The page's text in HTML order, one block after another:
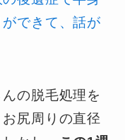
できて、話が
の脱毛処理を
尻周りの直径